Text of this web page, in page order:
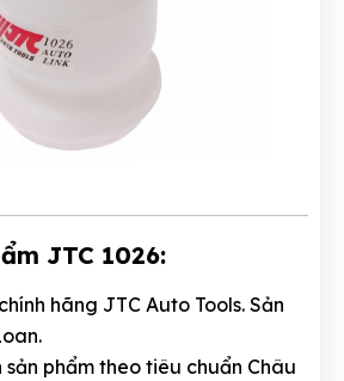
JTC 1026:
hãng JTC Auto Tools. Sản
sản phẩm theo tiêu chuẩn Châu